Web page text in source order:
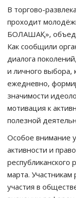
В торгово-
проходит
БОЛАШАҚ»,
Как сообщили
диалога
и личного выбора,
ежедневно,
значимости
мотивация к
полезной
Особое внимание
активности и
марта. Участникам
участия в